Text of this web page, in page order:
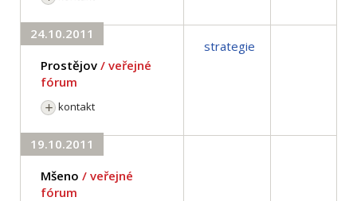
24.10.2011
Prostějov / veřejné
fórum
kontakt
strategie
19.10.2011
Mšeno / veřejné
fórum